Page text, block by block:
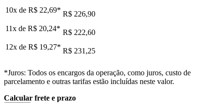
10x de R$ 22,69* R$ 226,90
11x de R$ 20,24* R$ 222,60
12x de R$ 19,27* R$ 231,25
*Juros: Todos os encargos da operação, como juros, custo de
parcelamento e outras tarifas estão incluídas neste valor.
Calcular frete e prazo